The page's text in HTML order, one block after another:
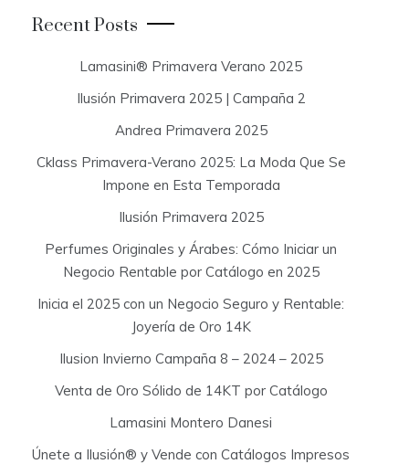
r
:
Recent Posts
Lamasini® Primavera Verano 2025
Ilusión Primavera 2025 | Campaña 2
Andrea Primavera 2025
Cklass Primavera-Verano 2025: La Moda Que Se
Impone en Esta Temporada
Ilusión Primavera 2025
Perfumes Originales y Árabes: Cómo Iniciar un
Negocio Rentable por Catálogo en 2025
Inicia el 2025 con un Negocio Seguro y Rentable:
Joyería de Oro 14K
Ilusion Invierno Campaña 8 – 2024 – 2025
Venta de Oro Sólido de 14KT por Catálogo
Lamasini Montero Danesi
Únete a Ilusión® y Vende con Catálogos Impresos